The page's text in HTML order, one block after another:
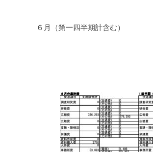
６月（第一四半期計含む）